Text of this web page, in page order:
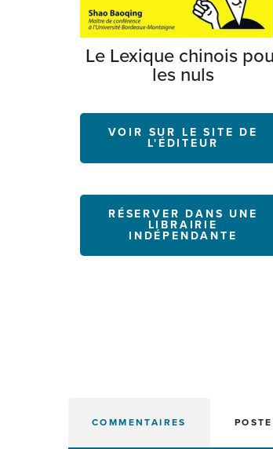
Le Lexique chinois
les nuls
VOIR SUR LE SITE DE
L'ÉDITEUR
RÉSERVER DANS UNE
LIBRAIRIE
INDÉPENDANTE
COMMENTAIRES